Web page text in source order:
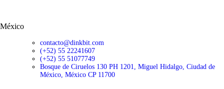
México
contacto@dinkbit.com
(+52) 55 22241607
(+52) 55 51077749
Bosque de Ciruelos 130 PH 1201, Miguel Hidalgo, Ciudad de
México, México CP 11700